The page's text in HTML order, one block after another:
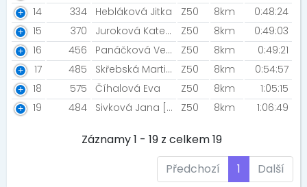
14
334 Hebláková Jitka Z50 8km
0:48:24
15
370 Juroková Kateřina Z50 8km
0:49:03
16
456 Panáčková Veronika Z50 8km
0:49:21
17
485 Skřebská Martina Z50 8km
0:54:57
18
575 Číhalová Eva Z50 8km
1:05:15
19
484 Sivková Jana [Prostě běž!] Z50 8km 1:06:49
Záznamy 1 - 19 z celkem 19
Předchozí
1 Další